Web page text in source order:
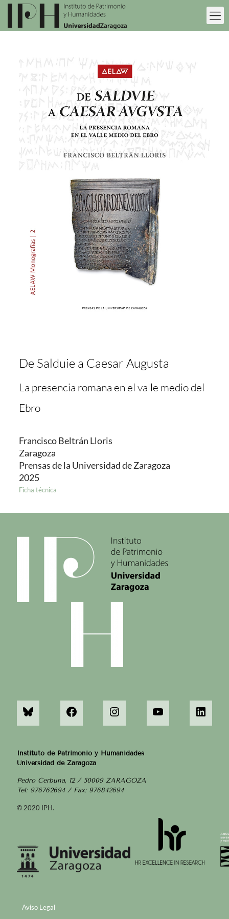
De Salduie a Caesar Augusta
La presencia romana en el valle medio del
Ebro
Francisco Beltrán Lloris
Zaragoza
Prensas de la Universidad de Zaragoza
2025
Ficha técnica
Instituto de Patrimonio y Humanidades
Universidad de Zaragoza
Pedro Cerbuna, 12 / 50009 ZARAGOZA
Tel: 976762694 / Fax: 976842694
© 2020 IPH.
Aviso Legal